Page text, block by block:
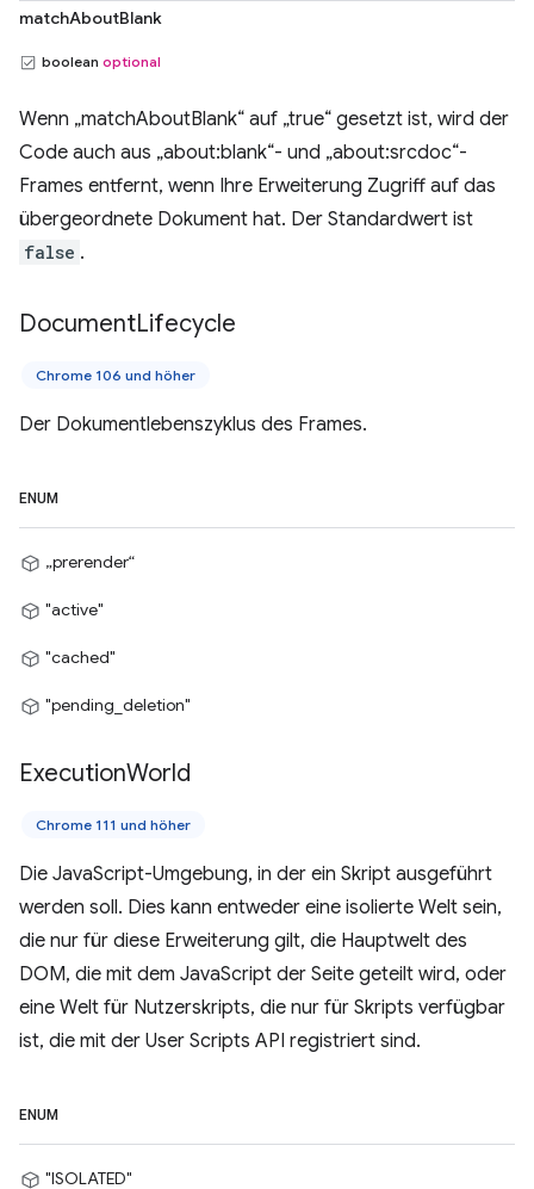
matchAboutBlank
boolean optional
Wenn „matchAboutBlank“ auf „true“ gesetzt ist, wird der
Code auch aus „about:blank“- und „about:srcdoc“-
Frames entfernt, wenn Ihre Erweiterung Zugriff auf das
übergeordnete Dokument hat. Der Standardwert ist
false .
DocumentLifecycle
Chrome 106 und höher
Der Dokumentlebenszyklus des Frames.
ENUM
„prerender“
"active"
"cached"
"pending_deletion"
ExecutionWorld
Chrome 111 und höher
Die JavaScript-Umgebung, in der ein Skript ausgeführt
werden soll. Dies kann entweder eine isolierte Welt sein,
die nur für diese Erweiterung gilt, die Hauptwelt des
DOM, die mit dem JavaScript der Seite geteilt wird, oder
eine Welt für Nutzerskripts, die nur für Skripts verfügbar
ist, die mit der User Scripts API registriert sind.
ENUM
"ISOLATED"